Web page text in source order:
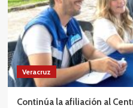
Veracruz
Continúa la afiliación al